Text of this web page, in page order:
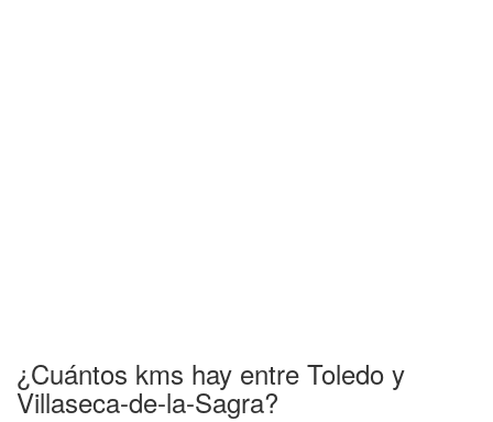
¿Cuántos kms hay entre Toledo y
Villaseca-de-la-Sagra?